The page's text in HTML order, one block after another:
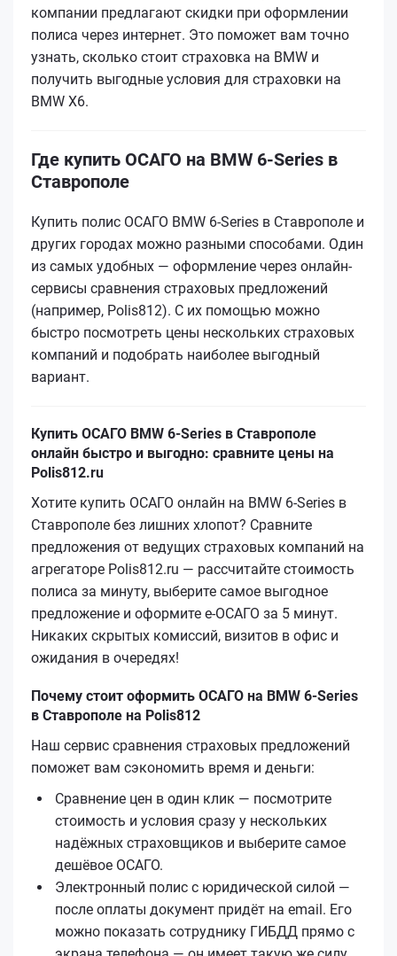
компании предлагают скидки при оформлении
полиса через интернет. Это поможет вам точно
узнать, сколько стоит страховка на BMW и
получить выгодные условия для страховки на
BMW Х6.
Где купить ОСАГО на BMW 6-Series в
Ставрополе
Купить полис ОСАГО BMW 6-Series в Ставрополе и
других городах можно разными способами. Один
из самых удобных — оформление через онлайн-
сервисы сравнения страховых предложений
(например, Polis812). С их помощью можно
быстро посмотреть цены нескольких страховых
компаний и подобрать наиболее выгодный
вариант.
Купить ОСАГО BMW 6-Series в Ставрополе
онлайн быстро и выгодно: сравните цены на
Polis812.ru
Хотите купить ОСАГО онлайн на BMW 6-Series в
Ставрополе без лишних хлопот? Сравните
предложения от ведущих страховых компаний на
агрегаторе Polis812.ru — рассчитайте стоимость
полиса за минуту, выберите самое выгодное
предложение и оформите е‑ОСАГО за 5 минут.
Никаких скрытых комиссий, визитов в офис и
ожидания в очередях!
Почему стоит оформить ОСАГО на BMW 6-Series
в Ставрополе на Polis812
Наш сервис сравнения страховых предложений
поможет вам сэкономить время и деньги:
Сравнение цен в один клик — посмотрите
стоимость и условия сразу у нескольких
надёжных страховщиков и выберите самое
дешёвое ОСАГО.
Электронный полис с юридической силой —
после оплаты документ придёт на email. Его
можно показать сотруднику ГИБДД прямо с